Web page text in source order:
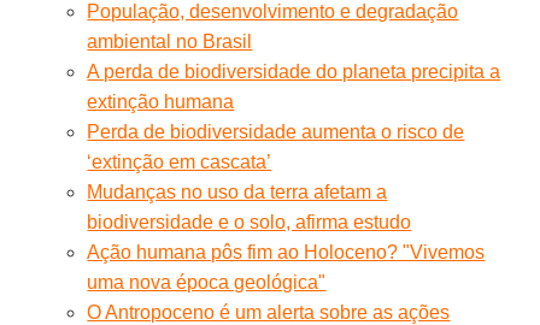
População, desenvolvimento e degradação
ambiental no Brasil
A perda de biodiversidade do planeta precipita a
extinção humana
Perda de biodiversidade aumenta o risco de
‘extinção em cascata’
Mudanças no uso da terra afetam a
biodiversidade e o solo, afirma estudo
Ação humana pôs fim ao Holoceno? "Vivemos
uma nova época geológica"
O Antropoceno é um alerta sobre as ações